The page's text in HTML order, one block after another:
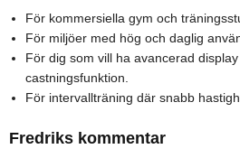
För kommersiella gym och
För miljöer med hög och daglig
För dig som vill ha avancerad
castningsfunktion.
För intervallträning där snabb
Fredriks kommentar